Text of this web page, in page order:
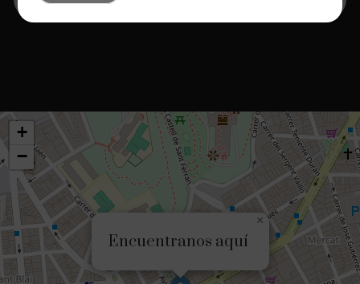
Encuentranos aquí
×
+
−